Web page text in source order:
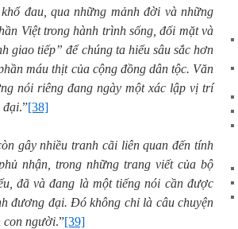
đau, qua những mảnh đời và những
Việt trong hành trình sống, đối mặt và
giao tiếp” để chúng ta hiểu sâu sắc hơn
máu thịt của cộng đồng dân tộc. Văn
nói riêng đang ngày một xác lập vị trí
đại.”[38]
gây nhiều tranh cãi liên quan đến tính
nhận, trong những trang viết của bộ
đã và đang là một tiếng nói cần được
đương đại. Đó không chỉ là câu chuyện
con người.”[39]